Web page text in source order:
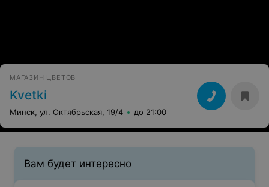
МАГАЗИН ЦВЕТОВ
Kvetki